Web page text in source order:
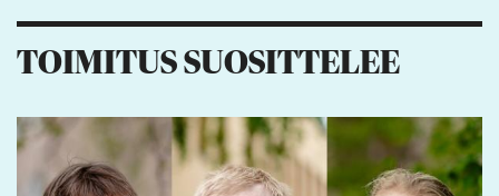
TOIMITUS SUOSITTELEE